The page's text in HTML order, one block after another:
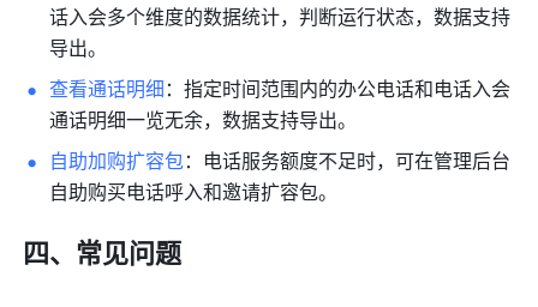
话入会多个维度的数据统计，判断运行状态，数据支持
导出。
查看通话明细：指定时间范围内的办公电话和电话入会
通话明细一览无余，数据支持导出。
自助加购扩容包：电话服务额度不足时，可在管理后台
自助购买电话呼入和邀请扩容包。
四、常见问题